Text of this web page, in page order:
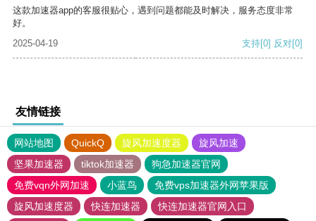
这款加速器app的客服很贴心，遇到问题都能及时解决，服务态度非常
好。
2025-04-19
支持[0] 反对[0]
友情链接
网站地图 QuickQ 旋风加速度器
旋风加速
坚果加速器
tiktok加速器
狗急加速器官网
免费vqn外网加速
小蓝鸟
免费vps加速器外网苹果版
旋风加速度器
快连加速器
快连加速器官网入口